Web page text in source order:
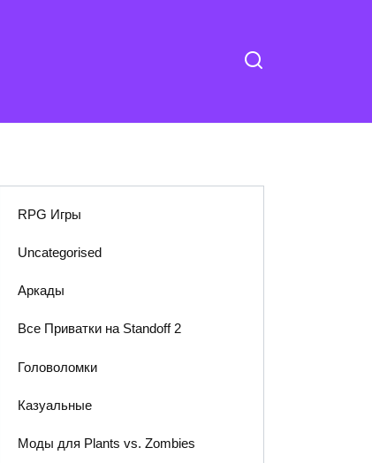
RPG Игры
Uncategorised
Аркады
Все Приватки на Standoff 2
Головоломки
Казуальные
Моды для Plants vs. Zombies